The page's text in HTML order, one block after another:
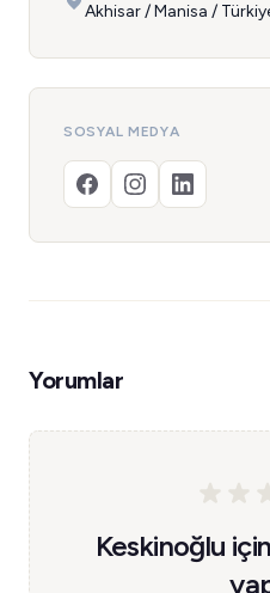
Akhisar / Manisa /
SOSYAL MEDYA
Yorumlar
Keskinoğlu